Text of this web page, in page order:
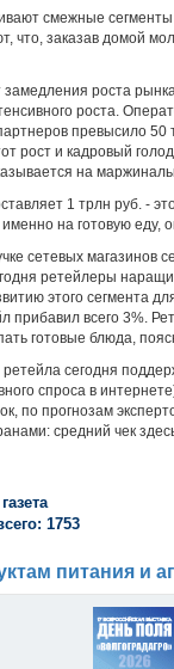
смежные сегменты
что, заказав домой
роста
роста.
превысило 50
рост и кадровый
на
1 трлн руб. -
на готовую еду,
сетевых магазинов
ретейлеры
этого сегмента
прибавил всего 3%.
готовые блюда,
сегодня
спроса в
по прогнозам
средний чек
1753
питания и